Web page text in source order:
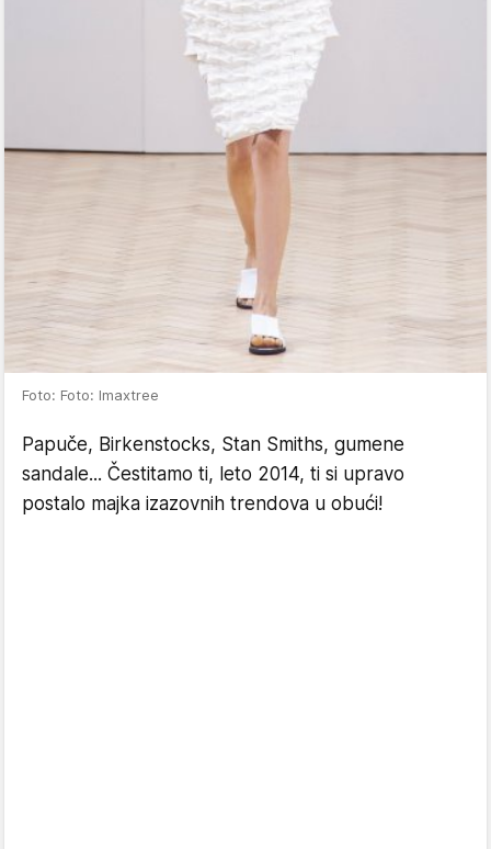
Foto: Foto: Imaxtree
Papuče, Birkenstocks, Stan Smiths, gumene
sandale... Čestitamo ti, leto 2014, ti si upravo
postalo majka izazovnih trendova u obući!